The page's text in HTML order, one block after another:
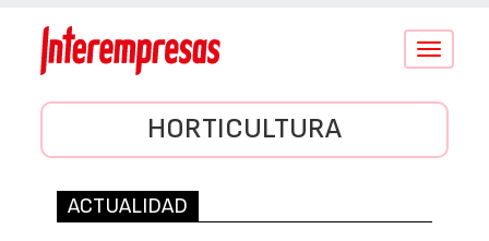
Conmutar
HORTICULTURA
ACTUALIDAD